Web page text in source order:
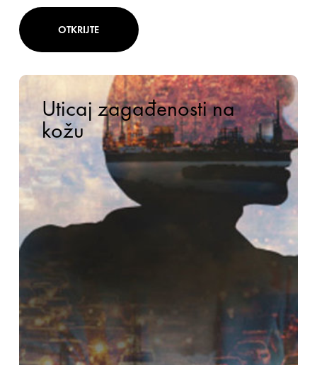
OTKRIJTE
Uticaj zagađenosti na
kožu